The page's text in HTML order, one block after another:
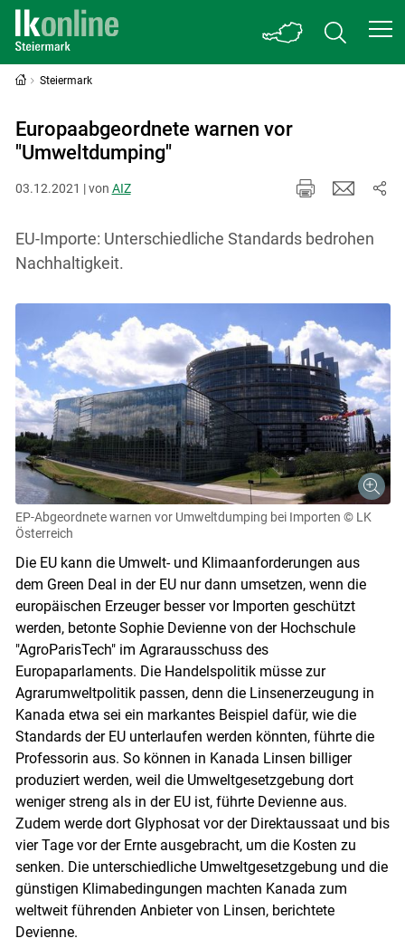
Skip to main content
Steiermark
Europaabgeordnete warnen vor
"Umweltdumping"
03.12.2021 | von AIZ
EU-Importe: Unterschiedliche Standards bedrohen
Nachhaltigkeit.
EP-Abgeordnete warnen vor Umweltdumping bei Importen © LK
Österreich
Die EU kann die Umwelt- und Klimaanforderungen aus
dem Green Deal in der EU nur dann umsetzen, wenn die
europäischen Erzeuger besser vor Importen geschützt
werden, betonte Sophie Devienne von der Hochschule
"AgroParisTech" im Agrarausschuss des
Europaparlaments. Die Handelspolitik müsse zur
Agrarumweltpolitik passen, denn die Linsenerzeugung in
Kanada etwa sei ein markantes Beispiel dafür, wie die
Standards der EU unterlaufen werden könnten, führte die
Professorin aus. So können in Kanada Linsen billiger
produziert werden, weil die Umweltgesetzgebung dort
weniger streng als in der EU ist, führte Devienne aus.
Zudem werde dort Glyphosat vor der Direktaussaat und bis
vier Tage vor der Ernte ausgebracht, um die Kosten zu
senken. Die unterschiedliche Umweltgesetzgebung und die
günstigen Klimabedingungen machten Kanada zum
weltweit führenden Anbieter von Linsen, berichtete
Devienne.